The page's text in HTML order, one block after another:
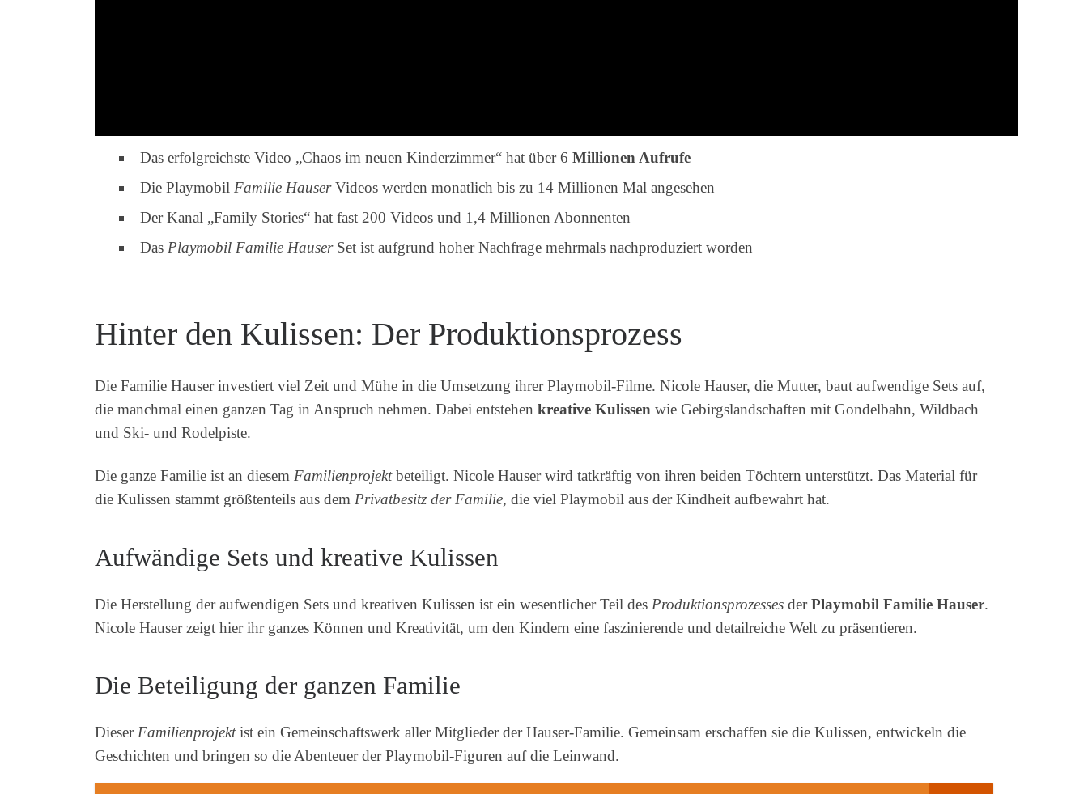
Das erfolgreichste Video „Chaos im neuen Kinderzimmer“ hat über 6 Millionen Aufrufe
Die Playmobil Familie HauserVideos werden monatlich bis zu 14 Millionen Mal angesehen
Der Kanal „Family Stories“ hat fast 200 Videos und 1,4 Millionen Abonnenten
Das Playmobil Familie HauserSet ist aufgrund hoher Nachfrage mehrmals nachproduziert worden
Hinter den Kulissen: Der Produktionsprozess
Die Familie Hauser investiert viel Zeit und Mühe in die Umsetzung ihrer Playmobil-Filme. Nicole Hauser, die Mutter, baut aufwendige Sets auf,
die manchmal einen ganzen Tag in Anspruch nehmen. Dabei entstehen kreative Kulissen wie Gebirgslandschaften mit Gondelbahn, Wildbach
und Ski- und Rodelpiste.
Die ganze Familie ist an diesem Familienprojektbeteiligt. Nicole Hauser wird tatkräftig von ihren beiden Töchtern unterstützt. Das Material für
die Kulissen stammt größtenteils aus dem Privatbesitz der Familie, die viel Playmobil aus der Kindheit aufbewahrt hat.
Aufwändige Sets und kreative Kulissen
Die Herstellung der aufwendigen Sets und kreativen Kulissen ist ein wesentlicher Teil des Produktionsprozesses derPlaymobil Familie Hauser.
Nicole Hauser zeigt hier ihr ganzes Können und Kreativität, um den Kindern eine faszinierende und detailreiche Welt zu präsentieren.
Die Beteiligung der ganzen Familie
DieserFamilienprojektist ein Gemeinschaftswerk aller Mitglieder der Hauser-Familie. Gemeinsam erschaffen sie die Kulissen, entwickeln die
Geschichten und bringen so die Abenteuer der Playmobil-Figuren auf die Leinwand.